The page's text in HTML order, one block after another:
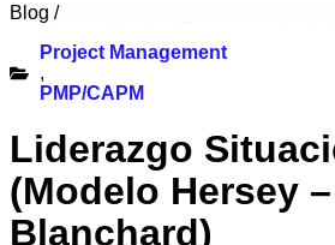
Blog /
Project Management
,
PMP/CAPM
Liderazgo
(Modelo Hersey –
Blanchard)